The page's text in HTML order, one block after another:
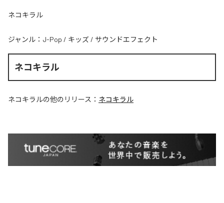
ネコキラル
ジャンル： J-Pop / キッズ / サウンドエフェクト
ネコキラル
ネコキラルの他のリリース： ネコキラル